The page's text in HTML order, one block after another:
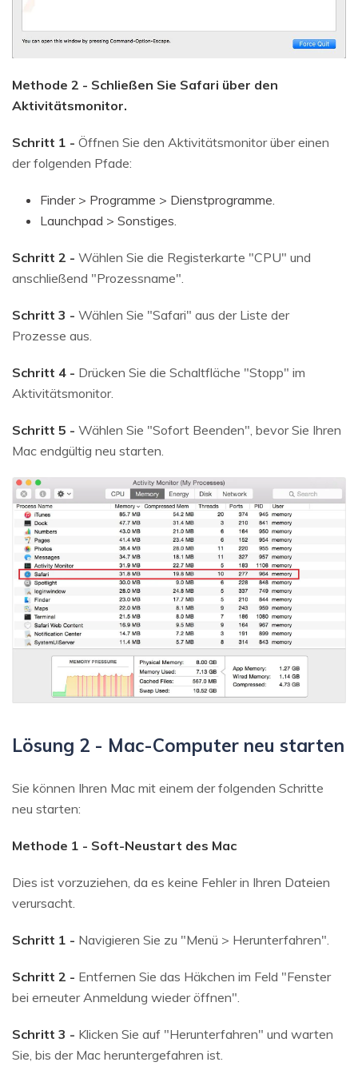
Methode 2 - Schließen Sie Safari über den
Aktivitätsmonitor.
Schritt 1 - Öffnen Sie den Aktivitätsmonitor über einen
der folgenden Pfade:
Finder > Programme > Dienstprogramme.
Launchpad > Sonstiges.
Schritt 2 - Wählen Sie die Registerkarte "CPU" und
anschließend "Prozessname".
Schritt 3 - Wählen Sie "Safari" aus der Liste der
Prozesse aus.
Schritt 4 - Drücken Sie die Schaltfläche "Stopp" im
Aktivitätsmonitor.
Schritt 5 - Wählen Sie "Sofort Beenden", bevor Sie Ihren
Mac endgültig neu starten.
Lösung 2 - Mac-Computer neu starten
Sie können Ihren Mac mit einem der folgenden Schritte
neu starten:
Methode 1 - Soft-Neustart des Mac
Dies ist vorzuziehen, da es keine Fehler in Ihren Dateien
verursacht.
Schritt 1 - Navigieren Sie zu "Menü > Herunterfahren".
Schritt 2 - Entfernen Sie das Häkchen im Feld "Fenster
bei erneuter Anmeldung wieder öffnen".
Schritt 3 - Klicken Sie auf "Herunterfahren" und warten
Sie, bis der Mac heruntergefahren ist.